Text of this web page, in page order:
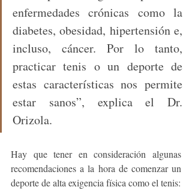
enfermedades crónicas como la
diabetes, obesidad, hipertensión e,
incluso, cáncer. Por lo tanto,
practicar tenis o un deporte de
estas características nos permite
estar sanos”, explica el Dr.
Orizola.
Hay que tener en consideración algunas
recomendaciones a la hora de comenzar un
deporte de alta exigencia física como el tenis: